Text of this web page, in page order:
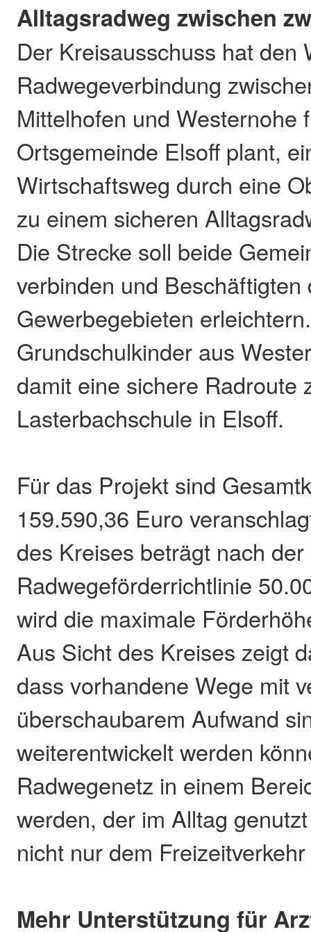
Alltagsradweg zwischen
Der Kreisausschuss hat den
Radwegeverbindung
Mittelhofen und Westernohe
Ortsgemeinde Elsoff plant,
Wirtschaftsweg durch eine
zu einem sicheren
Die Strecke soll beide
verbinden und
Gewerbegebieten
Grundschulkinder aus
damit eine sichere Radroute
Lasterbachschule in Elsoff.
Für das Projekt sind
159.590,36 Euro
des Kreises beträgt nach der
Radwegeförderrichtlinie
wird die maximale
Aus Sicht des Kreises zeigt
dass vorhandene Wege mit
überschaubarem Aufwand
weiterentwickelt werden
Radwegenetz in einem
werden, der im Alltag
nicht nur dem
Mehr Unterstützung für